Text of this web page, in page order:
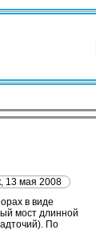
13 мая 2008
в виде
мост длинной
По